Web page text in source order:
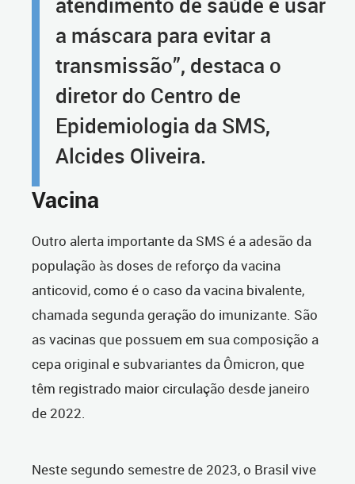
a máscara para evitar a
transmissão”, destaca o
diretor do Centro de
Epidemiologia da SMS,
Alcides Oliveira.
Vacina
Outro alerta importante da SMS é a adesão da
população às doses de reforço da vacina
anticovid, como é o caso da vacina bivalente,
chamada segunda geração do imunizante. São
as vacinas que possuem em sua composição a
cepa original e subvariantes da Ômicron, que
têm registrado maior circulação desde janeiro
de 2022.
Neste segundo semestre de 2023, o Brasil vive